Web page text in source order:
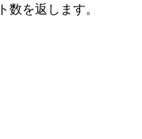
を返します。